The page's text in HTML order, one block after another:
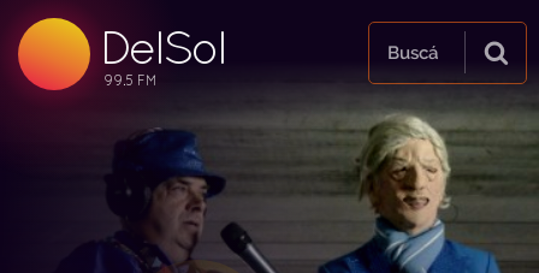
DelSol
99.5 FM
99.5 FM
99.5 FM
Buscá